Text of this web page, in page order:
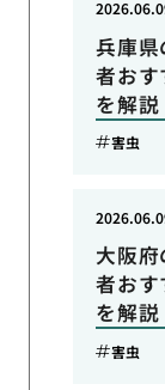
兵庫
者お
を解説
害虫
大阪
者お
を解説
害虫